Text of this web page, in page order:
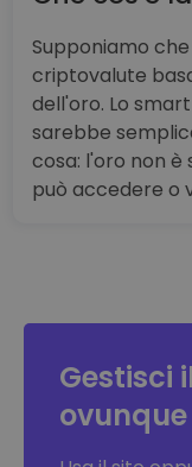
Supponiamo
criptovalute
dell'oro. Lo
sarebbe
cosa: l'oro non è
può accedere o
Gestisci